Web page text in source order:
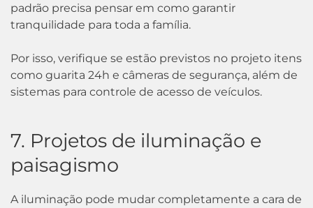
padrão precisa pensar em como garantir
tranquilidade para toda a família.
Por isso, verifique se estão previstos no projeto itens
como guarita 24h e câmeras de segurança, além de
sistemas para controle de acesso de veículos.
7. Projetos de iluminação e
paisagismo
A iluminação pode mudar completamente a cara de